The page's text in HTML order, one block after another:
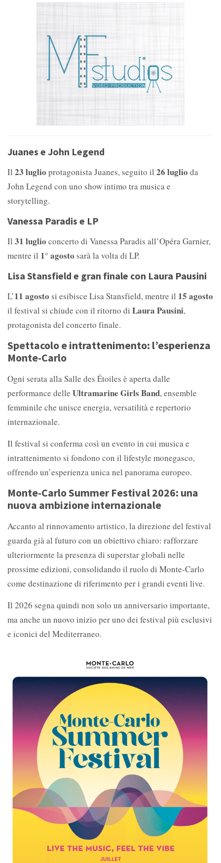
Juanes e John Legend
Il 23 luglio protagonista Juanes, seguito il 26 luglio da
John Legend con uno show intimo tra musica e
storytelling.
Vanessa Paradis e LP
Il 31 luglio concerto di Vanessa Paradis all’Opéra Garnier,
mentre il 1° agosto sarà la volta di LP.
Lisa Stansfield e gran finale con Laura Pausini
L’11 agosto si esibisce Lisa Stansfield, mentre il 15 agosto
il festival si chiude con il ritorno di Laura Pausini,
protagonista del concerto finale.
Spettacolo e intrattenimento: l’esperienza
Monte-Carlo
Ogni serata alla Salle des Étoiles è aperta dalle
performance delle Ultramarine Girls Band, ensemble
femminile che unisce energia, versatilità e repertorio
internazionale.
Il festival si conferma così un evento in cui musica e
intrattenimento si fondono con il lifestyle monegasco,
offrendo un’esperienza unica nel panorama europeo.
Monte-Carlo Summer Festival 2026: una
nuova ambizione internazionale
Accanto al rinnovamento artistico, la direzione del festival
guarda già al futuro con un obiettivo chiaro: rafforzare
ulteriormente la presenza di superstar globali nelle
prossime edizioni, consolidando il ruolo di Monte-Carlo
come destinazione di riferimento per i grandi eventi live.
Il 2026 segna quindi non solo un anniversario importante,
ma anche un nuovo inizio per uno dei festival più esclusivi
e iconici del Mediterraneo.